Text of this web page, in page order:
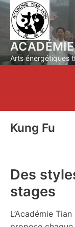
Aller
contenu
Arts énergétiques
Kung Fu
Des
stages
L’Académie